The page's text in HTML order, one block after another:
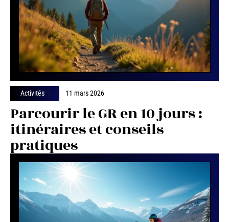
Activités 11 mars 2026
Parcourir le GR en 10 jours :
itinéraires et conseils
pratiques